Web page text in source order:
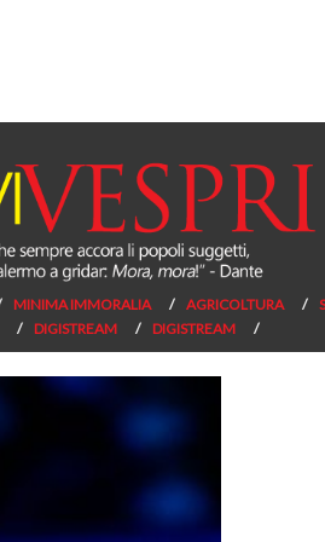
MINIMA IMMORALIA AGRICOLTURA
DIGISTREAM DIGISTREAM